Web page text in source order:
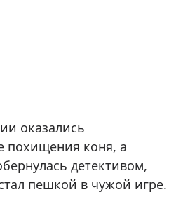
оказались
похищения коня, а
детективом,
пешкой в чужой игре.